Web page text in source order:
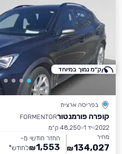
בפריסה ארצית
קופרה פורמנטורFORMENTOR
2022 יד 1
48,250 ק״מ
מחיר
134,027
₪
החזר חודשי מ-
1,553
₪לחודש*
ק״מ נמוך במיוחד